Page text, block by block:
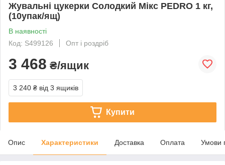
Жувальні цукерки Солодкий Мікс PEDRO 1 кг,
(10упак/ящ)
В наявності
Код: S499126
Опт і роздріб
3 468 ₴/ящик
3 240 ₴ від 3 ящиків
Купити
Опис Характеристики Доставка Оплата Умови